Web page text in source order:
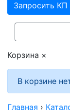
Запросить КП
Корзина ×
В корзине
Главная ›